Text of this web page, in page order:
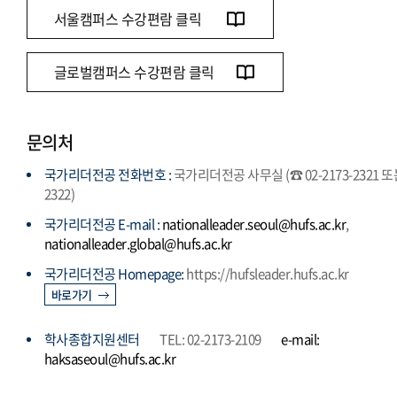
서울캠퍼스 수강편람 클릭
글로벌캠퍼스 수강편람 클릭
문의처
국가리더전공 전화번호 :국가리더전공 사무실 (☎ 02-2173-2321 또
2322)
국가리더전공 E-mail :nationalleader.seoul@hufs.ac.kr,
nationalleader.global@hufs.ac.kr
국가리더전공 Homepage:https://hufsleader.hufs.ac.kr
바로가기
학사종합지원센터 TEL: 02-2173-2109
e-mail:
haksaseoul@hufs.ac.kr